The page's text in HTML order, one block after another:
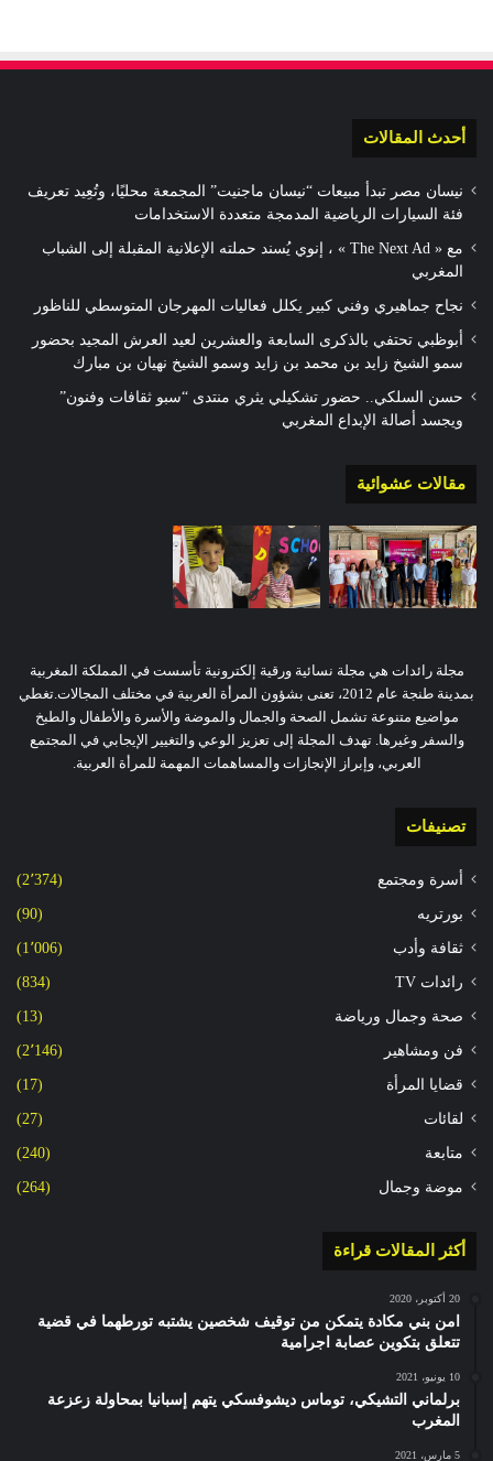
أحدث المقالات
نيسان مصر تبدأ مبيعات “نيسان ماجنيت” المجمعة محليًا، وتُعِيد تعريف
فئة السيارات الرياضية المدمجة متعددة الاستخدامات
مع « The Next Ad » ، إنوي يُسند حملته الإعلانية المقبلة إلى الشباب
المغربي
نجاح جماهيري وفني كبير يكلل فعاليات المهرجان المتوسطي للناظور
أبوظبي تحتفي بالذكرى السابعة والعشرين لعيد العرش المجيد بحضور
سمو الشيخ زايد بن محمد بن زايد وسمو الشيخ نهيان بن مبارك
حسن السلكي.. حضور تشكيلي يثري منتدى “سبو ثقافات وفنون”
ويجسد أصالة الإبداع المغربي
مقالات عشوائية
مجلة رائدات هي مجلة نسائية ورقية إلكترونية تأسست في المملكة المغربية
بمدينة طنجة عام 2012، تعنى بشؤون المرأة العربية في مختلف المجالات.تغطي
مواضيع متنوعة تشمل الصحة والجمال والموضة والأسرة والأطفال والطبخ
والسفر وغيرها. تهدف المجلة إلى تعزيز الوعي والتغيير الإيجابي في المجتمع
العربي، وإبراز الإنجازات والمساهمات المهمة للمرأة العربية.
تصنيفات
أسرة ومجتمع (2٬374)
بورتريه (90)
ثقافة وأدب (1٬006)
رائدات TV (834)
صحة وجمال ورياضة (13)
فن ومشاهير (2٬146)
قضايا المرأة (17)
لقائات (27)
متابعة (240)
موضة وجمال (264)
أكثر المقالات قراءة
20 أكتوبر، 2020
امن بني مكادة يتمكن من توقيف شخصين يشتبه تورطهما في قضية
تتعلق بتكوين عصابة اجرامية
10 يونيو، 2021
برلماني التشيكي، توماس ديشوفسكي يتهم إسبانيا بمحاولة زعزعة
المغرب
5 مارس، 2021